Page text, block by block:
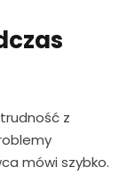
z
mówi szybko.